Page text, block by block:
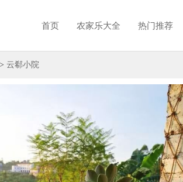
首页 农家乐大全 热门推荐
> 云郗小院